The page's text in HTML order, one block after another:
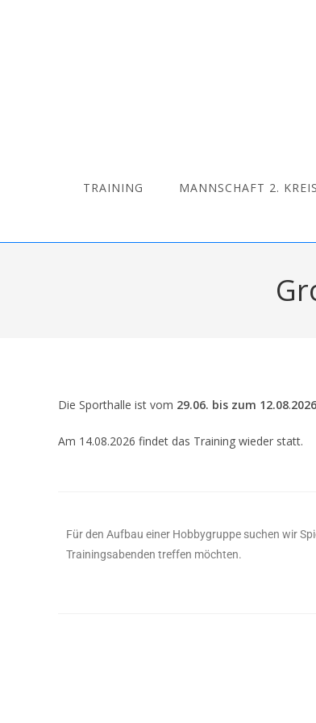
TRAINING MANNSCHAFT 2.
Die Sporthalle ist vom 29.06. bis zum 12.08.2026
Am 14.08.2026 findet das Training wieder statt.
Für den Aufbau einer Hobbygruppe suchen wir
Trainingsabenden treffen möchten.